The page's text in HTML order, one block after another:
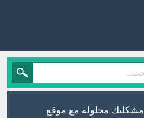
مشكلتك محلولة مع موقع